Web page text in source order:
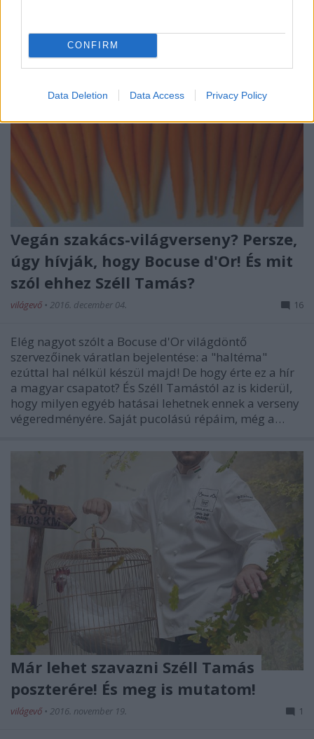
CONFIRM
Data Deletion Data Access Privacy Policy
Vegán szakács-világverseny? Persze,
úgy hívják, hogy Bocuse d'Or! És mit
szól ehhez Széll Tamás?
világevő • 2016. december 04. 16
Elég nagyot szólt a Bocuse d'Or világdöntő
szervezőinek váratlan bejelentése: a "haltéma"
ezúttal hal nélkül készül majd! De hogy érte ez a hír
a magyar csapatot? És Széll Tamástól az is kiderül,
hogy milyen egyéb hatásai lehetnek ennek a verseny
végeredményére. Saját pucolású répáim, még a…
Már lehet szavazni Széll Tamás
poszterére! És meg is mutatom!
világevő • 2016. november 19. 1